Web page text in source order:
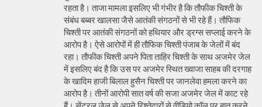
रहता है। ताजा मामला इसलिए भी गंभीर है कि तौफीक चिश्ती के
संबंध बब्बर खालसा जैसे आतंकी संगठनों से भी रहे हैं। तौफिक
चिश्ती पर आतंकी संगठनों को हथियार और ड्रग्स सप्लाई करने के
आरोप है। ऐसे आरोपों में ही तौफिक चिश्ती पंजाब के जेलों में बंद
रहा। तौफीक चिश्ती अपने पिता ताहिर चिश्ती के साथ अजमेर जेल
में इसलिए बंद है कि उस पर अजमेर स्थित ख्वाजा साहब की दरगाह
के खादिम हाजी बिलाल हुसैन चिश्ती पर जानलेवा हमला करने का
आरोप है। तीनों आरोपी सात वर्ष की सजा अजमेर जेल में काट रहे